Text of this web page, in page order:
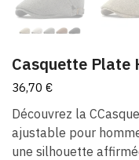
Casquette Plate
36,70 €
Découvrez la
ajustable pour
une silhouette